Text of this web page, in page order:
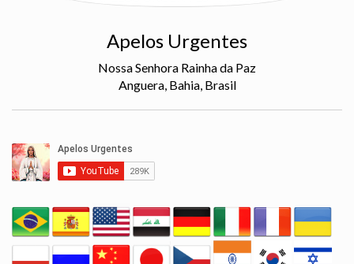
Apelos Urgentes
Nossa Senhora Rainha da Paz
Anguera, Bahia, Brasil